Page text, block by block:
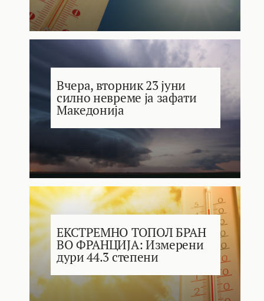
Вчера, вторник 23 јуни
силно невреме ја зафати
Македонија
ЕКСТРЕМНО ТОПОЛ БРАН
ВО ФРАНЦИЈА: Измерени
дури 44.3 степени